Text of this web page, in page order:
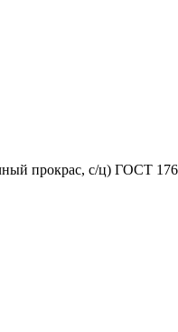
прокрас, с/ц) ГОСТ